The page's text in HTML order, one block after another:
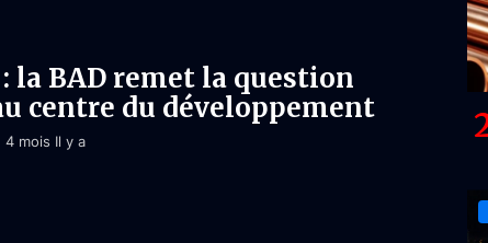
la BAD remet la question
centre du développement
4 mois Il y a